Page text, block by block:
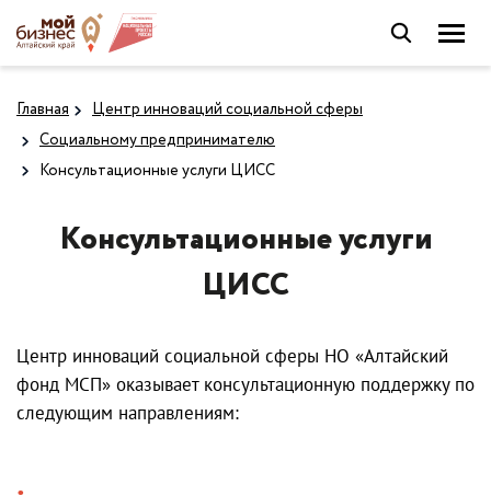
Главная
Центр инноваций социальной сферы
Социальному предпринимателю
Консультационные услуги ЦИСС
Консультационные услуги
ЦИСС
Центр инноваций социальной сферы НО «Алтайский
фонд МСП» оказывает консультационную поддержку по
следующим направлениям: